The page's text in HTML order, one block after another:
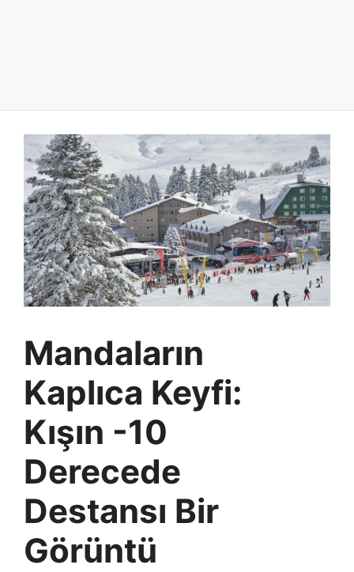
Mandaların
Kaplıca Keyfi:
Kışın -10
Derecede
Destansı Bir
Görüntü